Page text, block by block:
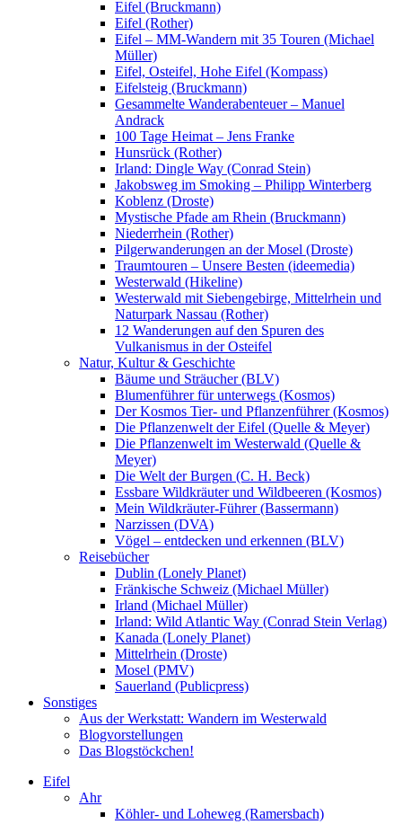
Eifel (Bruckmann)
Eifel (Rother)
Eifel – MM-Wandern mit 35 Touren (Michael
Müller)
Eifel, Osteifel, Hohe Eifel (Kompass)
Eifelsteig (Bruckmann)
Gesammelte Wanderabenteuer – Manuel
Andrack
100 Tage Heimat – Jens Franke
Hunsrück (Rother)
Irland: Dingle Way (Conrad Stein)
Jakobsweg im Smoking – Philipp Winterberg
Koblenz (Droste)
Mystische Pfade am Rhein (Bruckmann)
Niederrhein (Rother)
Pilgerwanderungen an der Mosel (Droste)
Traumtouren – Unsere Besten (ideemedia)
Westerwald (Hikeline)
Westerwald mit Siebengebirge, Mittelrhein und
Naturpark Nassau (Rother)
12 Wanderungen auf den Spuren des
Vulkanismus in der Osteifel
Natur, Kultur & Geschichte
Bäume und Sträucher (BLV)
Blumenführer für unterwegs (Kosmos)
Der Kosmos Tier- und Pflanzenführer (Kosmos)
Die Pflanzenwelt der Eifel (Quelle & Meyer)
Die Pflanzenwelt im Westerwald (Quelle &
Meyer)
Die Welt der Burgen (C. H. Beck)
Essbare Wildkräuter und Wildbeeren (Kosmos)
Mein Wildkräuter-Führer (Bassermann)
Narzissen (DVA)
Vögel – entdecken und erkennen (BLV)
Reisebücher
Dublin (Lonely Planet)
Fränkische Schweiz (Michael Müller)
Irland (Michael Müller)
Irland: Wild Atlantic Way (Conrad Stein Verlag)
Kanada (Lonely Planet)
Mittelrhein (Droste)
Mosel (PMV)
Sauerland (Publicpress)
Sonstiges
Aus der Werkstatt: Wandern im Westerwald
Blogvorstellungen
Das Blogstöckchen!
Eifel
Ahr
Köhler- und Loheweg (Ramersbach)